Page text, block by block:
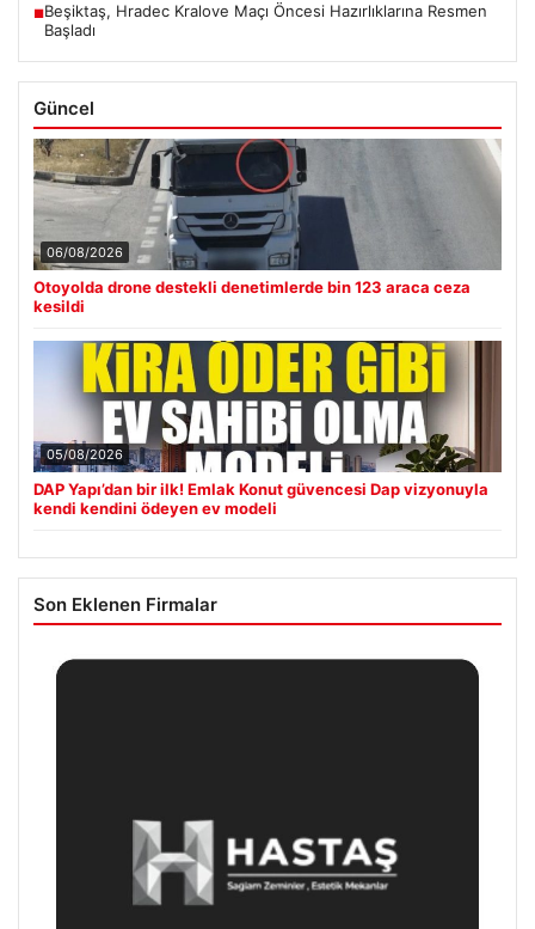
■Beşiktaş, Hradec Kralove Maçı Öncesi Hazırlıklarına Resmen
Başladı
Güncel
06/08/2026
Otoyolda drone destekli denetimlerde bin 123 araca ceza
kesildi
05/08/2026
DAP Yapı’dan bir ilk! Emlak Konut güvencesi Dap vizyonuyla
kendi kendini ödeyen ev modeli
Son Eklenen Firmalar